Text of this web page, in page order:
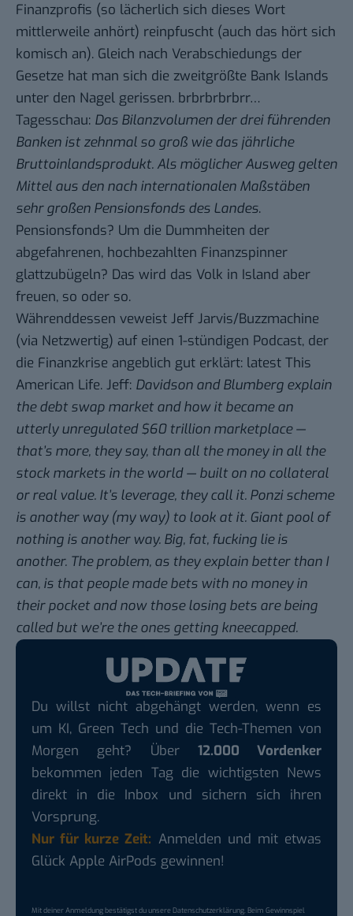
Finanzprofis (so lächerlich sich dieses Wort
mittlerweile anhört) reinpfuscht (auch das hört sich
komisch an). Gleich nach Verabschiedungs der
Gesetze hat man sich die zweitgrößte Bank Islands
unter den Nagel gerissen. brbrbrbrbrr…
Tagesschau: Das Bilanzvolumen der drei führenden
Banken ist zehnmal so groß wie das jährliche
Bruttoinlandsprodukt. Als möglicher Ausweg gelten
Mittel aus den nach internationalen Maßstäben
sehr großen Pensionsfonds des Landes.
Pensionsfonds? Um die Dummheiten der
abgefahrenen, hochbezahlten Finanzspinner
glattzubügeln? Das wird das Volk in Island aber
freuen, so oder so.
Währenddessen veweist Jeff Jarvis/Buzzmachine
(via Netzwertig) auf einen 1-stündigen Podcast, der
die Finanzkrise angeblich gut erklärt: latest This
American Life. Jeff: Davidson and Blumberg explain
the debt swap market and how it became an
utterly unregulated $60 trillion marketplace —
that’s more, they say, than all the money in all the
stock markets in the world — built on no collateral
or real value. It’s leverage, they call it. Ponzi scheme
is another way (my way) to look at it. Giant pool of
nothing is another way. Big, fat, fucking lie is
another. The problem, as they explain better than I
can, is that people made bets with no money in
their pocket and now those losing bets are being
called but we’re the ones getting kneecapped.
Du willst nicht abgehängt werden, wenn es
um KI, Green Tech und die Tech-Themen von
Morgen geht? Über 12.000 Vordenker
bekommen jeden Tag die wichtigsten News
direkt in die Inbox und sichern sich ihren
Vorsprung.
Nur für kurze Zeit: Anmelden und mit etwas
Glück Apple AirPods gewinnen!
Mit deiner Anmeldung bestätigst du unsereDatenschutzerklärung. Beim Gewinnspiel